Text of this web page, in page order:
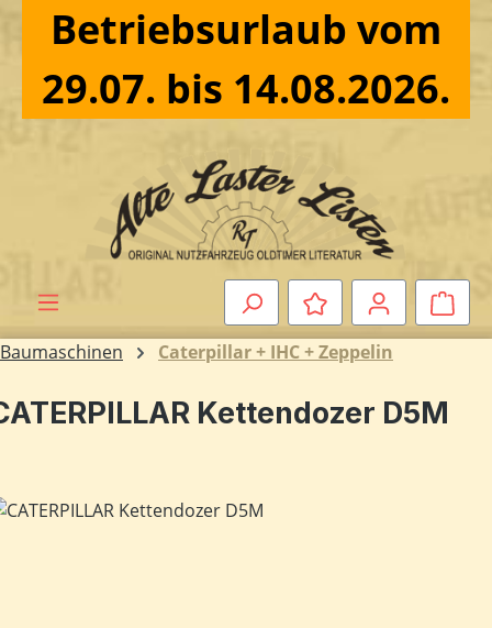
Zum Hauptinhalt springen
Betriebsurlaub vom
29.07. bis 14.08.2026.
Baumaschinen Caterpillar + IHC + Zeppelin
Kettendozer D5M
überspringen